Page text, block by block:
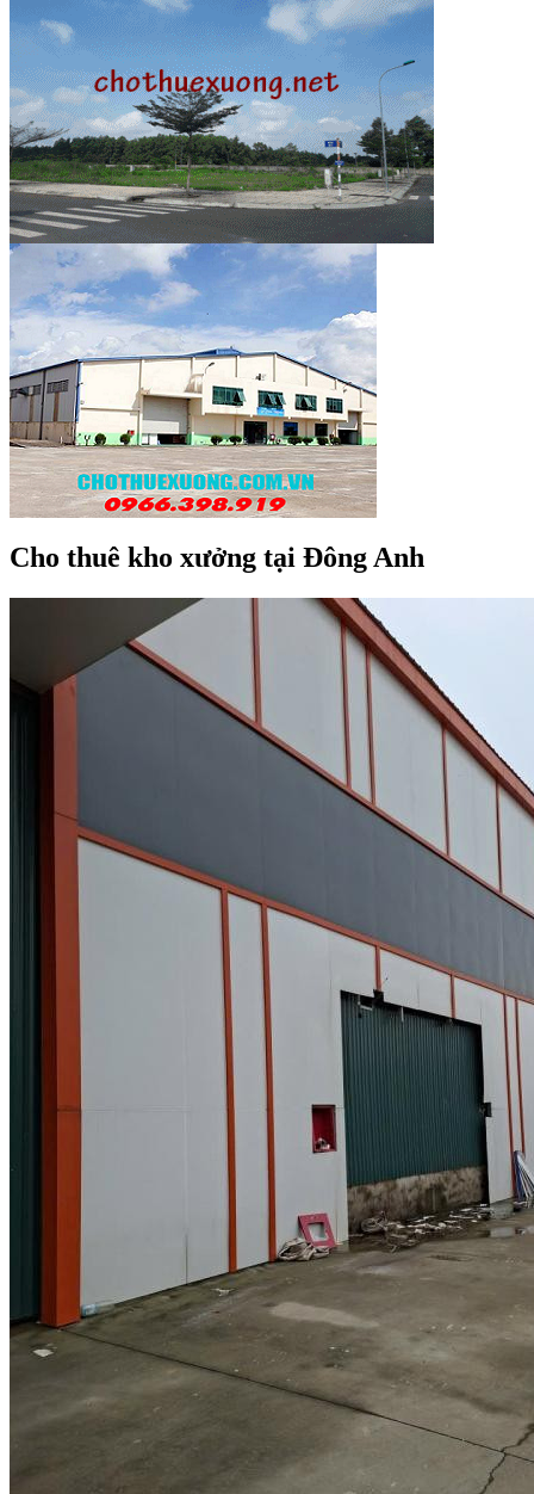
Cho thuê kho xưởng tại Đông Anh